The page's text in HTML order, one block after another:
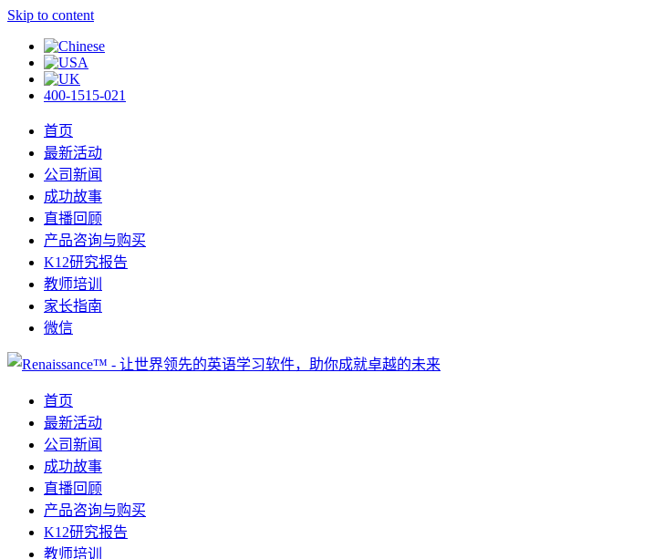
Skip to content
400-1515-021
首页
最新活动
公司新闻
成功故事
直播回顾
产品咨询与购买
K12研究报告
教师培训
家长指南
微信
首页
最新活动
公司新闻
成功故事
直播回顾
产品咨询与购买
K12研究报告
教师培训